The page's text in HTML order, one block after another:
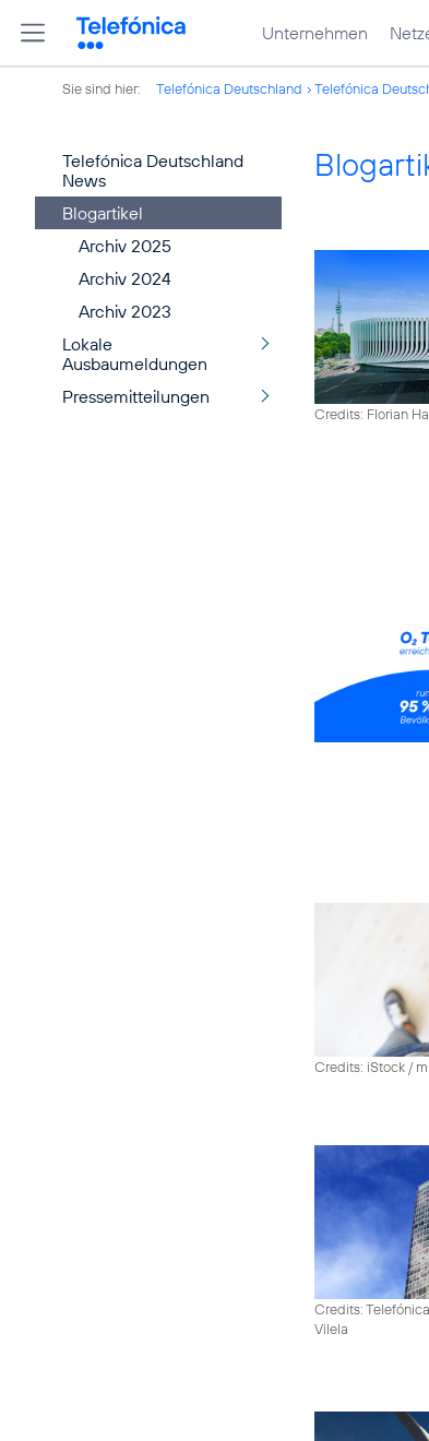
Unternehmen
Sie sind hier: Telefónica Deutschland Telefónica
Telefónica Deutschland
News
Blogartikel
Archiv 2025
Archiv 2024
Archiv 2023
Lokale
Ausbaumeldungen
Pressemitteilungen
Credits: Florian
Credits: iStock /
Credits:
Vilela